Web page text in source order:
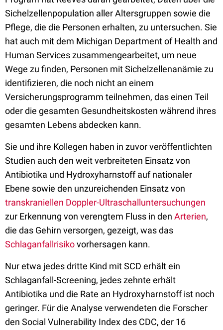
Sichelzellenpopulation aller Altersgruppen sowie die
Pflege, die die Personen erhalten, zu untersuchen. Sie
hat auch mit dem Michigan Department of Health and
Human Services zusammengearbeitet, um neue
Wege zu finden, Personen mit Sichelzellenanämie zu
identifizieren, die noch nicht an einem
Versicherungsprogramm teilnehmen, das einen Teil
oder die gesamten Gesundheitskosten während ihres
gesamten Lebens abdecken kann.
Sie und ihre Kollegen haben in zuvor veröffentlichten
Studien auch den weit verbreiteten Einsatz von
Antibiotika und Hydroxyharnstoff auf nationaler
Ebene sowie den unzureichenden Einsatz von
transkraniellen Doppler-Ultraschalluntersuchungen
zur Erkennung von verengtem Fluss in den Arterien,
die das Gehirn versorgen, gezeigt, was das
Schlaganfallrisikovorhersagen kann.
Nur etwa jedes dritte Kind mit SCD erhält ein
Schlaganfall-Screening, jedes zehnte erhält
Antibiotika und die Rate an Hydroxyharnstoff ist noch
geringer. Für die Analyse verwendeten die Forscher
den Social Vulnerability Index des CDC, der 16